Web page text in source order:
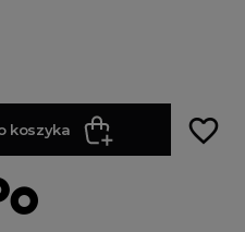
koszyka favorite_border